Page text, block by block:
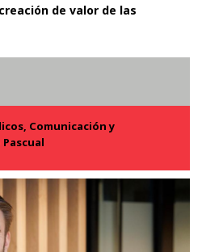
de valor de las
Comunicación y